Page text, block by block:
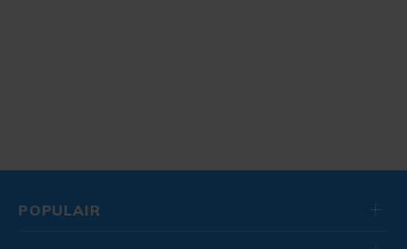
POPULAIR